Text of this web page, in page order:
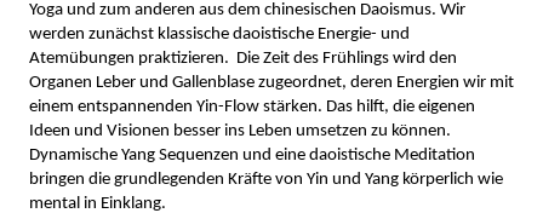
Yoga und zum anderen aus dem chinesischen Daoismus. Wir
werden zunächst klassische daoistische Energie- und
Atemübungen praktizieren. Die Zeit des Frühlings wird den
Organen Leber und Gallenblase zugeordnet, deren Energien wir mit
einem entspannenden Yin-Flow stärken. Das hilft, die eigenen
Ideen und Visionen besser ins Leben umsetzen zu können.
Dynamische Yang Sequenzen und eine daoistische Meditation
bringen die grundlegenden Kräfte von Yin und Yang körperlich wie
mental in Einklang.